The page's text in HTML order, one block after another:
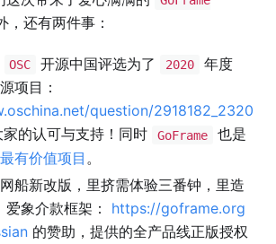
，还有两件事：
OSC 开源中国评选为了 2020 年度
项目：
question/2918182_2320
家的认可与支持！同时 GoFrame 也是
最有价值项目 。
船新改版，里挤需体验三番钟，里造
象介款框架： https://goframe.org
的赞助，提供的全产品线正版授权